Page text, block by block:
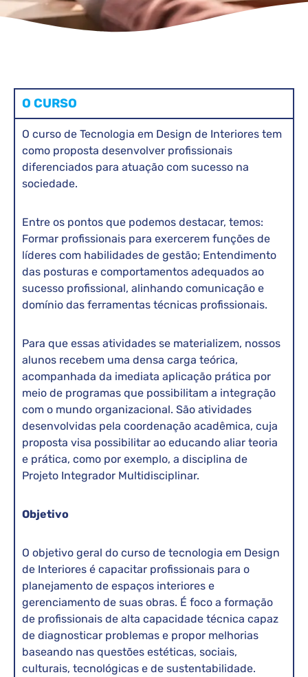
O CURSO
O curso de Tecnologia em Design de Interiores tem
como proposta desenvolver profissionais
diferenciados para atuação com sucesso na
sociedade.
Entre os pontos que podemos destacar, temos:
Formar profissionais para exercerem funções de
líderes com habilidades de gestão; Entendimento
das posturas e comportamentos adequados ao
sucesso profissional, alinhando comunicação e
domínio das ferramentas técnicas profissionais.
Para que essas atividades se materializem, nossos
alunos recebem uma densa carga teórica,
acompanhada da imediata aplicação prática por
meio de programas que possibilitam a integração
com o mundo organizacional. São atividades
desenvolvidas pela coordenação acadêmica, cuja
proposta visa possibilitar ao educando aliar teoria
e prática, como por exemplo, a disciplina de
Projeto Integrador Multidisciplinar.
Objetivo
O objetivo geral do curso de tecnologia em Design
de Interiores é capacitar profissionais para o
planejamento de espaços interiores e
gerenciamento de suas obras. É foco a formação
de profissionais de alta capacidade técnica capaz
de diagnosticar problemas e propor melhorias
baseando nas questões estéticas, sociais,
culturais, tecnológicas e de sustentabilidade.